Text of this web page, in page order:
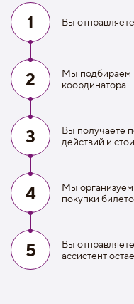
1 Вы
2
Мы подбираем
координатора
3
Вы получаете
действий и
4
Мы организуем
покупки
5
Вы
ассистент